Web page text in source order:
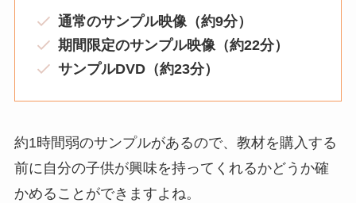
通常のサンプル映像（約9分）
期間限定のサンプル映像（約22分）
サンプルDVD（約23分）
約1時間弱のサンプルがあるので、教材を購入する
前に自分の子供が興味を持ってくれるかどうか確
かめることができますよね。